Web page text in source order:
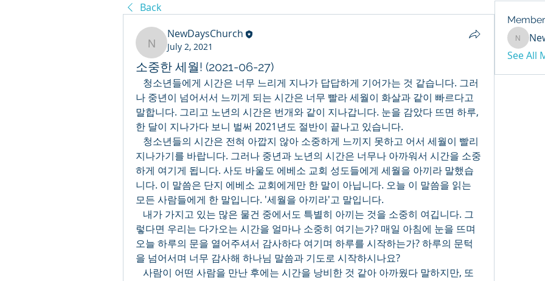
Back
NewDaysChurch
NewDaysChurch
July 2, 2021
소중한 세월! (2021-06-27)
나 중년이 넘어서서 느끼게 되는 시간은 너무 빨라 세월이 화살과 같이 빠르다고
말합니다. 그리고 노년의 시간은 번개와 같이 지나갑니다. 눈을 감았다 뜨면 하루,
한 달이 지나가다 보니 벌써 2021년도 절반이 끝나고 있습니다.
지나가기를 바랍니다. 그러나 중년과 노년의 시간은 너무나 아까워서 시간을 소중
하게 여기게 됩니다. 사도 바울도 에베소 교회 성도들에게 세월을 아끼라 말했습
니다. 이 말씀은 단지 에베소 교회에게만 한 말이 아닙니다. 오늘 이 말씀을 읽는
모든 사람들에게 한 말입니다. '세월을 아끼라'고 말입니다.
렇다면 우리는 다가오는 시간을 얼마나 소중히 여기는가? 매일 아침에 눈을 뜨며
오늘 하루의 문을 열어주셔서 감사하다 여기며 하루를 시작하는가? 하루의 문턱
을 넘어서며 너무 감사해 하나님 말씀과 기도로 시작하시나요?
See All